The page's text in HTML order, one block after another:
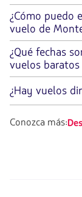
¿Cómo puedo
vuelo de
¿Qué fechas
vuelos
¿Hay vuelos
Conozca más: